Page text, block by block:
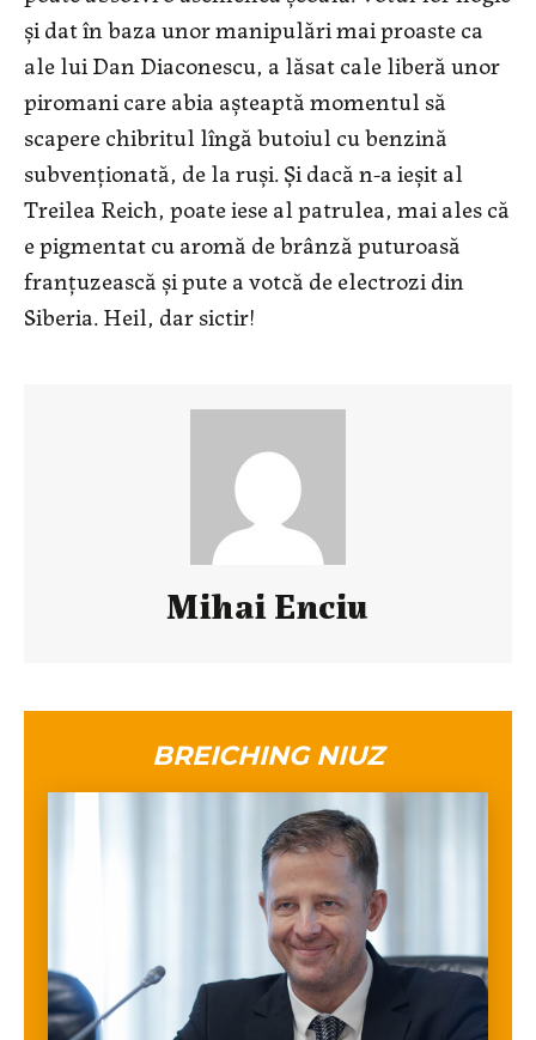
și dat în baza unor manipulări mai proaste ca
ale lui Dan Diaconescu, a lăsat cale liberă unor
piromani care abia așteaptă momentul să
scapere chibritul lîngă butoiul cu benzină
subvenționată, de la ruși. Și dacă n-a ieșit al
Treilea Reich, poate iese al patrulea, mai ales că
e pigmentat cu aromă de brânză puturoasă
franțuzească și pute a votcă de electrozi din
Siberia. Heil, dar sictir!
Mihai Enciu
BREICHING NIUZ